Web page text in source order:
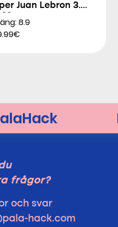
Juan Lebron 3.0
8.9
frågor?
och svar
hack.com